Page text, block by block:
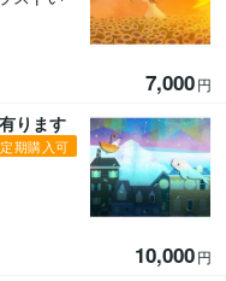
7,000円
ります
定期購入可
10,000円